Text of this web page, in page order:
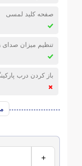
صفحه کلید لمسی
تنظیم میزان صدای
باز کردن درب
+